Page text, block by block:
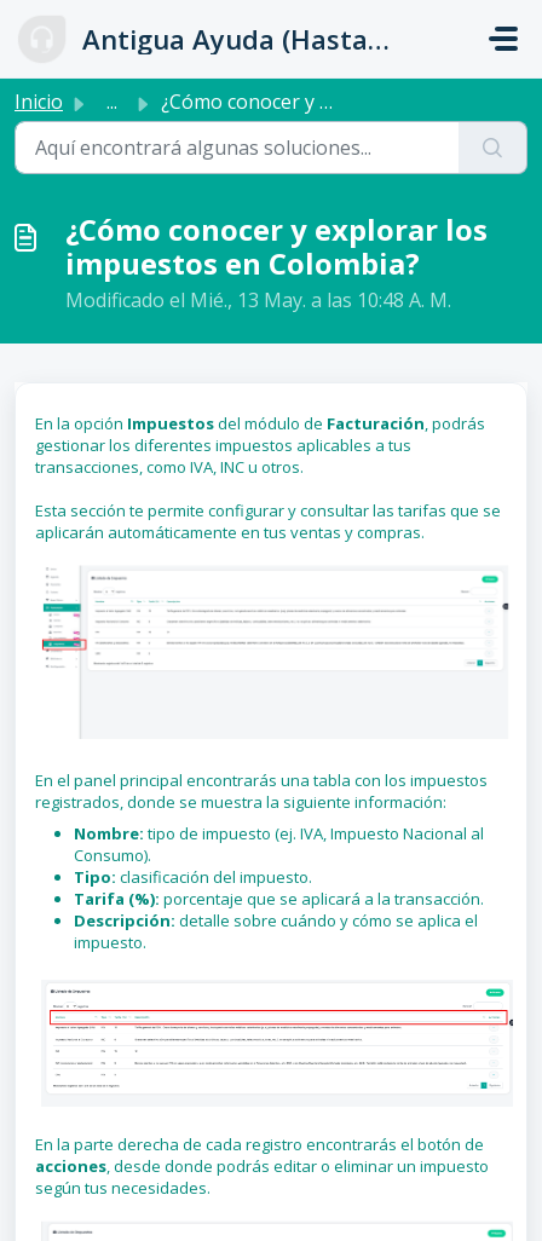
Antigua Ayuda (Hasta 31 de Julio)
Inicio ... ¿Cómo conocer y explorar los impuestos en Colombia?
¿Cómo conocer y explorar los
impuestos en Colombia?
Modificado el Mié., 13 May. a las 10:48 A. M.
En la opción Impuestosdel módulo de Facturación, podrás
gestionar los diferentes impuestos aplicables a tus
transacciones, como IVA, INC u otros.
Esta sección te permite configurar y consultar las tarifas que se
aplicarán automáticamente en tus ventas y compras.
En el panel principal encontrarás una tabla con los impuestos
registrados, donde se muestra la siguiente información:
Nombre: tipo de impuesto (ej. IVA, Impuesto Nacional al
Consumo).
Tipo: clasificación del impuesto.
Tarifa (%): porcentaje que se aplicará a la transacción.
Descripción: detalle sobre cuándo y cómo se aplica el
impuesto.
En la parte derecha de cada registro encontrarás el botón de
acciones, desde donde podrás editar o eliminar un impuesto
según tus necesidades.